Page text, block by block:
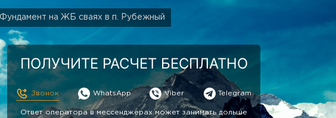
Фундамент на ЖБ сваях в п. Рубежный
ПОЛУЧИТЕ РАСЧЕТ БЕСПЛАТНО
Звонок WhatsApp Viber Telegram
Ответ оператора в мессенджерах может занимать дольше